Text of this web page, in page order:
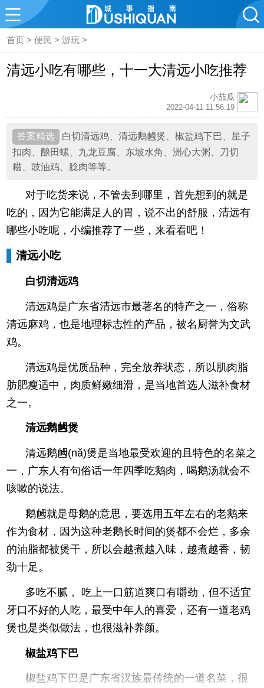
首页 >便民 >游玩 >
清远小吃有哪些，十一大清远小吃推荐
小茄瓜
2022-04-11 11:56:19
白切清远鸡、清远鹅乸煲、椒盐鸡下巴、星子
扣肉、酿田螺、九龙豆腐、东坡水角、洲心大粥、刀切
糍、豉油鸡、腍肉等等。
对于吃货来说，不管去到哪里，首先想到的就是
吃的，因为它能满足人的胃，说不出的舒服，清远有
哪些小吃呢，小编推荐了一些，来看看吧！
清远小吃
白切清远鸡
清远鸡是广东省清远市最著名的特产之一，俗称
清远麻鸡，也是地理标志性的产品，被名厨誉为文武
鸡。
清远鸡是优质品种，完全放养状态，所以肌肉脂
肪肥瘦适中，肉质鲜嫩细滑，是当地首选人滋补食材
之一。
清远鹅乸煲
清远鹅乸(nǎ)煲是当地最受欢迎的且特色的名菜之
一，广东人有句俗话一年四季吃鹅肉，喝鹅汤就会不
咳嗽的说法。
鹅乸就是母鹅的意思，要选用五年左右的老鹅来
作为食材，因为这种老鹅长时间的煲都不会烂，多余
的油脂都被煲干，所以会越煮越入味，越煮越香，韧
劲十足。
多吃不腻， 吃上一口筋道爽口有嚼劲，但不适宜
牙口不好的人吃，最受中年人的喜爱，还有一道老鸡
煲也是类似做法，也很滋补养颜。
椒盐鸡下巴
椒盐鸡下巴是广东省汉族最传统的一道名菜，很